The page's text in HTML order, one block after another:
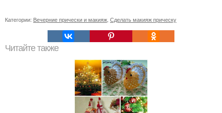
Категории: Вечерние прически и макияж Сделать макияж прическу
Читайте также